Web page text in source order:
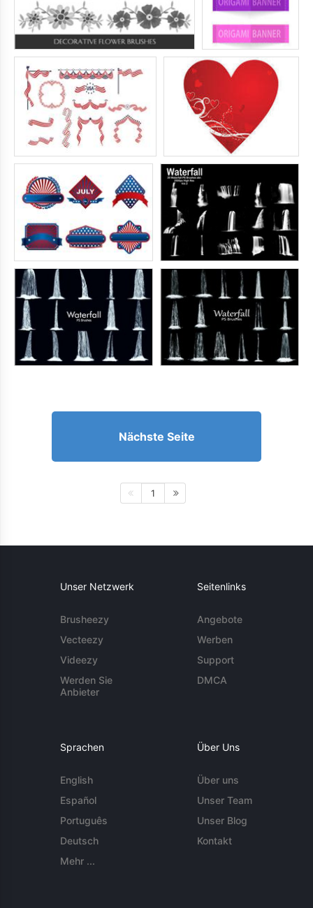
Nächste Seite
1
Unser Netzwerk
Brusheezy
Vecteezy
Videezy
Werden Sie
Anbieter
Seitenlinks
Angebote
Werben
Support
DMCA
Sprachen
English
Español
Português
Deutsch
Mehr ...
Über Uns
Über uns
Unser Team
Unser Blog
Kontakt